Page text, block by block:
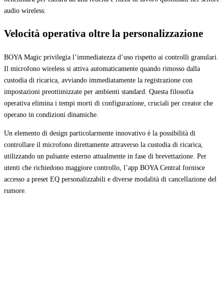
audio wireless.
Velocità operativa oltre la personalizzazione
BOYA Magic privilegia l’immediatezza d’uso rispetto ai controlli granulari.
Il microfono wireless si attiva automaticamente quando rimosso dalla
custodia di ricarica, avviando immediatamente la registrazione con
impostazioni preottimizzate per ambienti standard. Questa filosofia
operativa elimina i tempi morti di configurazione, cruciali per creator che
operano in condizioni dinamiche.
Un elemento di design particolarmente innovativo è la possibilità di
controllare il microfono direttamente attraverso la custodia di ricarica,
utilizzando un pulsante esterno attualmente in fase di brevettazione. Per
utenti che richiedono maggiore controllo, l’app BOYA Central fornisce
accesso a preset EQ personalizzabili e diverse modalità di cancellazione del
rumore.